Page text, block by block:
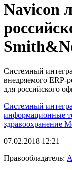
Navicon
Системный
внедряемого ERP-
для российского
Системный
информационные
здравоохранение
07.02.2018 12:21
Правообладатель: